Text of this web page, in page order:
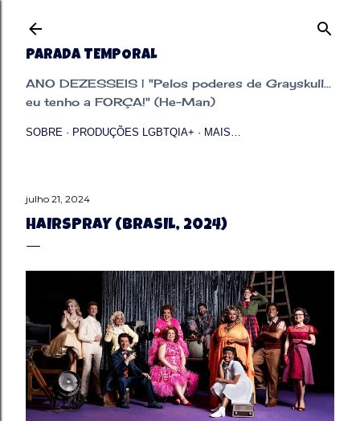
PARADA TEMPORAL
ANO DEZESSEIS | "Pelos poderes de Grayskull...
eu tenho a FORÇA!" (He-Man)
SOBRE PRODUÇÕES LGBTQIA+ MAIS…
julho 21, 2024
HAIRSPRAY (BRASIL, 2024)